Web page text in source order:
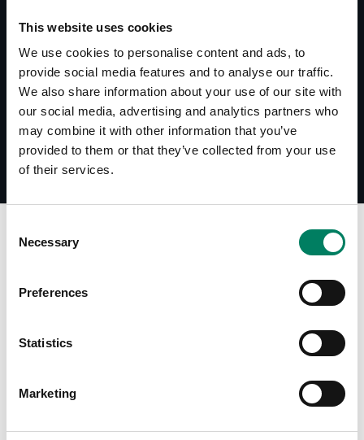
This website uses cookies
We use cookies to personalise content and ads, to
provide social media features and to analyse our traffic.
We also share information about your use of our site with
our social media, advertising and analytics partners who
may combine it with other information that you’ve
provided to them or that they’ve collected from your use
of their services.
Selection
Necessary
Preferences
Statistics
Marketing
Accessories Catalogue
Nedladdningar
S360-444B Line Drawing